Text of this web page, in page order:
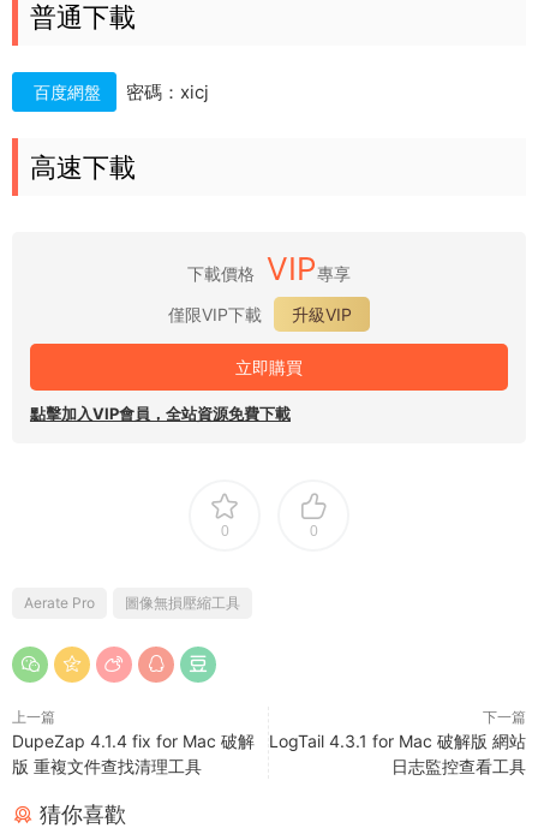
普通下載
百度網盤 密碼：xicj
高速下載
下載價格 VIP專享
僅限VIP下載
升級VIP
立即購買
點擊加入VIP會員，全站資源免費下載
0 0
Aerate Pro 圖像無損壓縮工具
上一篇
DupeZap 4.1.4 fix for Mac 破解
版 重複文件查找清理工具
下一篇
LogTail 4.3.1 for Mac 破解版 網站
日志監控查看工具
猜你喜歡